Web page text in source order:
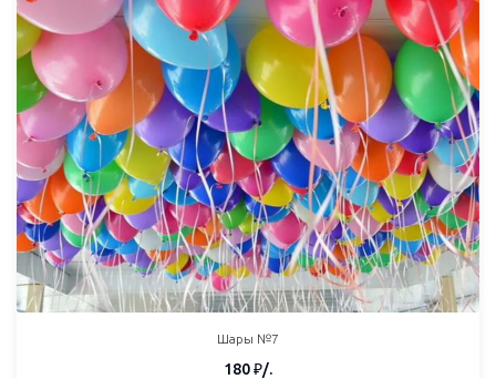
Шары №7
180₽/.